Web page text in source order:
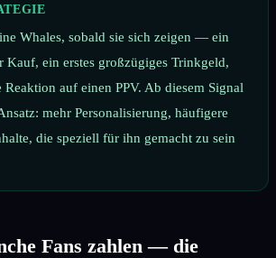
Whales, sobald sie sich zeigen — ein
Kauf, ein erstes großzügiges Trinkgeld,
Reaktion auf einen PPV. Ab diesem Signal
mehr Personalisierung, häufigere
die speziell für ihn gemacht zu sein
Fans zahlen — die